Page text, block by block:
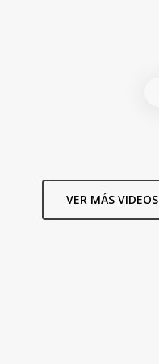
VER MÁS VIDEOS